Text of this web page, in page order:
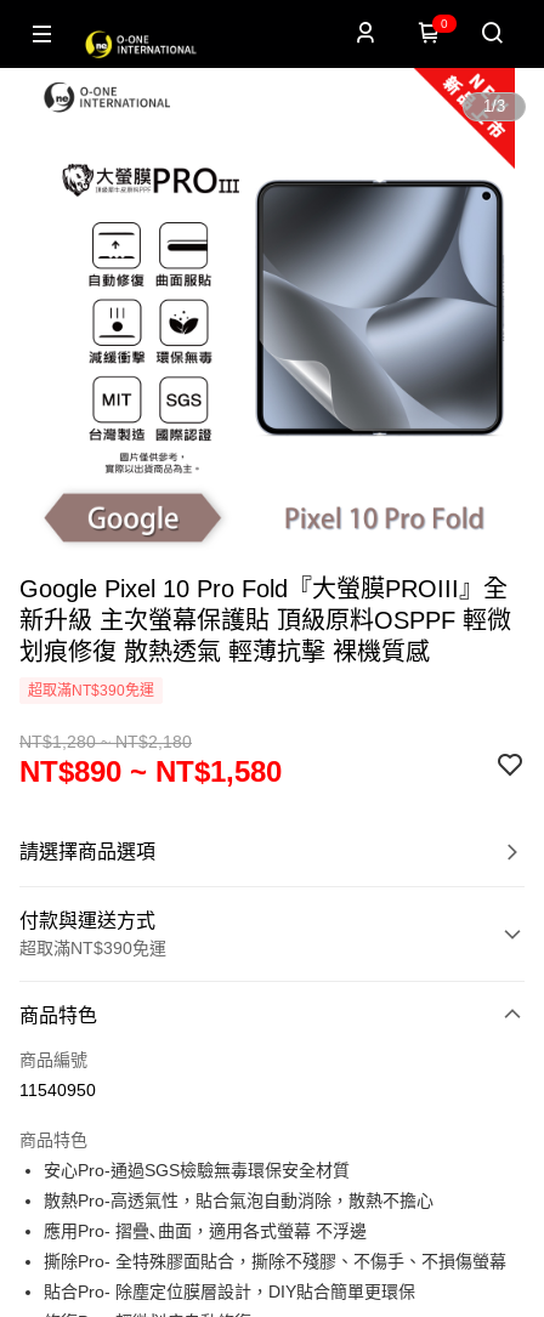
0
1/3
Google Pixel 10 Pro Fold『大螢膜PROIII』全
新升級 主次螢幕保護貼 頂級原料OSPPF 輕微
划痕修復 散熱透氣 輕薄抗擊 裸機質感
超取滿NT$390免運
NT$1,280 ~ NT$2,180
NT$890 ~ NT$1,580
請選擇商品選項
付款與運送方式
超取滿NT$390免運
信用卡一次付款
超商取貨付款
Apple Pay
街口支付
悠遊付
全盈+PAY
商品特色
商品編號
11540950
商品特色
安心Pro-通過SGS檢驗無毒環保安全材質
散熱Pro-高透氣性，貼合氣泡自動消除，散熱不擔心
應用Pro- 摺疊､曲面，適用各式螢幕 不浮邊
撕除Pro- 全特殊膠面貼合，撕除不殘膠、不傷手、不損傷螢幕
貼合Pro- 除塵定位膜層設計，DIY貼合簡單更環保